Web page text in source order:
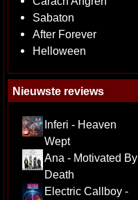
Sabaton
After Forever
Helloween
Nieuwste reviews
Inferi - Heaven
Wept
Ana - Motivated By
Death
Electric Callboy -